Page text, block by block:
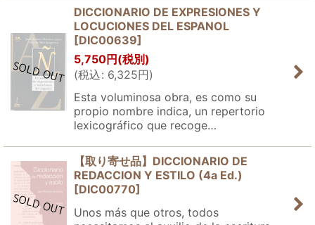
DICCIONARIO DE EXPRESIONES Y
LOCUCIONES DEL ESPANOL
[DIC00639]
5,750円 (税別)
(税込: 6,325円)
Esta voluminosa obra, es como su
propio nombre indica, un repertorio
lexicográfico que recoge…
【取り寄せ品】DICCIONARIO DE
REDACCION Y ESTILO (4a Ed.)
[DIC00770]
Unos más que otros, todos